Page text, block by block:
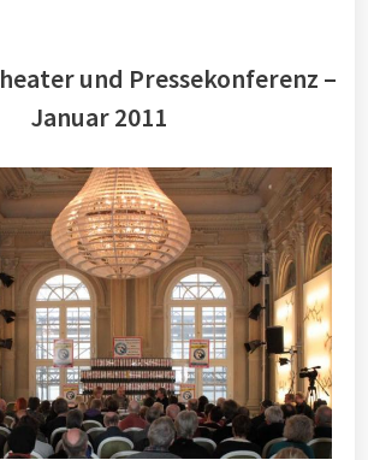
und Pressekonferenz –
Januar 2011